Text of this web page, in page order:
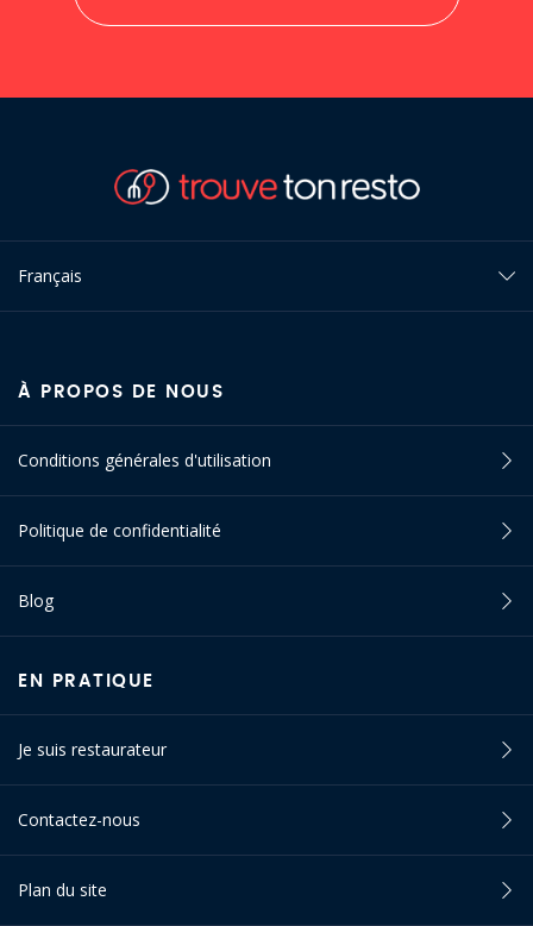
Français
À PROPOS DE NOUS
Conditions générales d'utilisation
Politique de confidentialité
Blog
EN PRATIQUE
Je suis restaurateur
Contactez-nous
Plan du site